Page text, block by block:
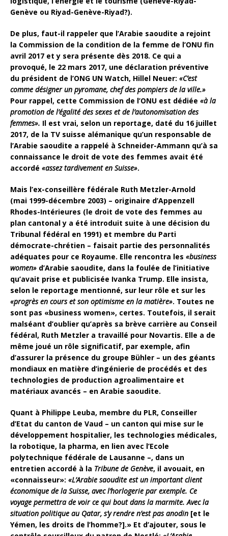
Genève ou Riyad-Genève-Riyad?).
De plus, faut-il rappeler que l’Arabie saoudite a rejoint
la Commission de la condition de la femme de l’ONU fin
avril 2017 et y sera présente dès 2018. Ce qui a
provoqué, le 22 mars 2017, une déclaration préventive
du président de l’ONG UN Watch, Hillel Neuer: «C’est
comme désigner un pyromane, chef des pompiers de la ville.»
Pour rappel, cette Commission de l’ONU est dédiée «à la
promotion de l’égalité des sexes et de l’autonomisation des
femmes». Il est vrai, selon un reportage, daté du 16 juillet
2017, de la TV suisse alémanique qu’un responsable de
l’Arabie saoudite a rappelé à Schneider-Ammann qu’à sa
connaissance le droit de vote des femmes avait été
accordé «assez tardivement en Suisse».
Mais l’ex-conseillère fédérale Ruth Metzler-Arnold
(mai 1999-décembre 2003) – originaire d’Appenzell
Rhodes-Intérieures (le droit de vote des femmes au
plan cantonal y a été introduit suite à une décision du
Tribunal fédéral en 1991) et membre du Parti
démocrate-chrétien – faisait partie des personnalités
adéquates pour ce Royaume. Elle rencontra les «business
women» d’Arabie saoudite, dans la foulée de l’initiative
qu’avait prise et publicisée Ivanka Trump. Elle insista,
selon le reportage mentionné, sur leur rôle et sur les
«progrès en cours et son optimisme en la matière». Toutes ne
sont pas «business women», certes. Toutefois, il serait
malséant d’oublier qu’après sa brève carrière au Conseil
fédéral, Ruth Metzler a travaillé pour Novartis. Elle a de
même joué un rôle significatif, par exemple, afin
d’assurer la présence du groupe Bühler – un des géants
mondiaux en matière d’ingénierie de procédés et des
technologies de production agroalimentaire et
matériaux avancés – en Arabie saoudite.
Quant à Philippe Leuba, membre du PLR, Conseiller
d’Etat du canton de Vaud – un canton qui mise sur le
développement hospitalier, les technologies médicales,
la robotique, la pharma, en lien avec l’Ecole
polytechnique fédérale de Lausanne –, dans un
entretien accordé à la Tribune de Genève, il avouait, en
«connaisseur»: «L’Arabie saoudite est un important client
économique de la Suisse, avec l’horlogerie par exemple. Ce
voyage permettra de voir ce qui bout dans la marmite. Avec la
situation politique au Qatar, s’y rendre n’est pas anodin [et le
Yémen, les droits de l’homme?].» Et d’ajouter, sous le